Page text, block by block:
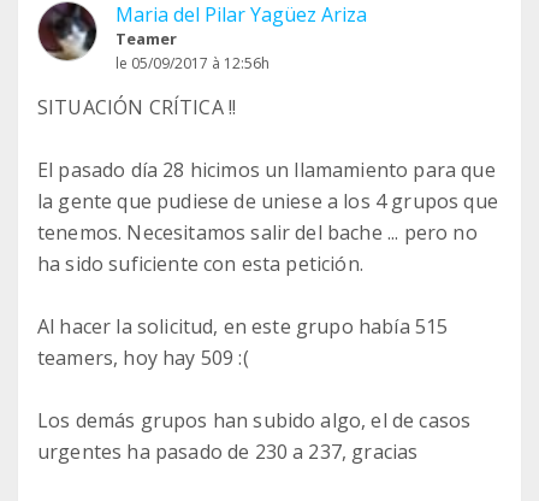
Maria del Pilar Yagüez Ariza
Teamer
le 05/09/2017 à 12:56h
SITUACIÓN CRÍTICA !!
El pasado día 28 hicimos un llamamiento para que
la gente que pudiese de uniese a los 4 grupos que
tenemos. Necesitamos salir del bache ... pero no
ha sido suficiente con esta petición.
Al hacer la solicitud, en este grupo había 515
teamers, hoy hay 509 :(
Los demás grupos han subido algo, el de casos
urgentes ha pasado de 230 a 237, gracias